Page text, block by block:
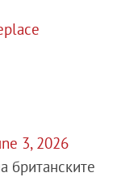
3, 2026
британските